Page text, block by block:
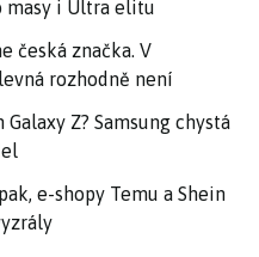
masy i Ultra elitu
česká značka. V
rozhodně není
Z? Samsung chystá
e-shopy Temu a Shein